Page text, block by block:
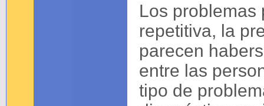
Los problemas
repetitiva, la
parecen
entre las
tipo de